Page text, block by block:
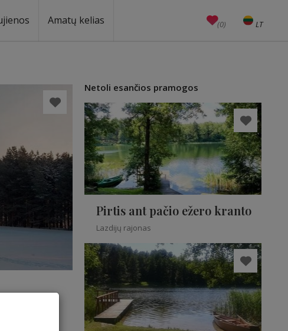
Amatų kelias (0) LT
EN
Netoli esančios pramogos
Pirtis ant pačio ežero kranto
Lazdijų rajonas